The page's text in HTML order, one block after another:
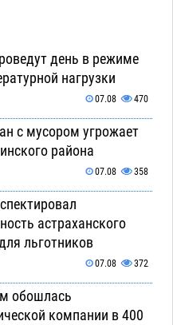
день в режиме
нагрузки
07.08 470
с мусором угрожает
района
07.08 358
астраханского
льготников
07.08 372
обошлась
компании в 400